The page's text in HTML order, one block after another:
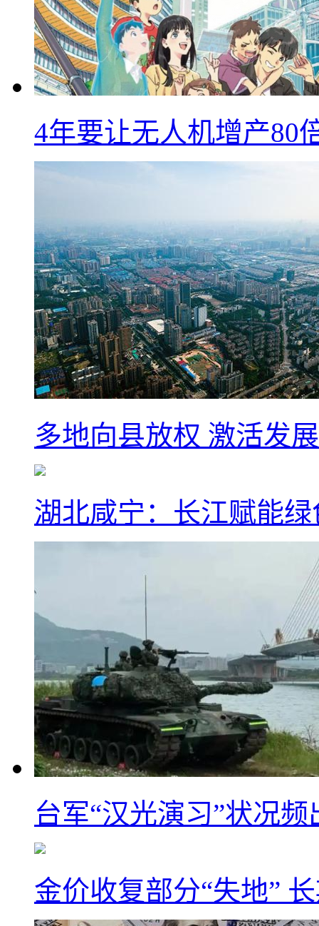
4年要让无人机增产80
多地向县放权 激活发
湖北咸宁：长江赋能
台军“汉光演习”状况
金价收复部分“失地”